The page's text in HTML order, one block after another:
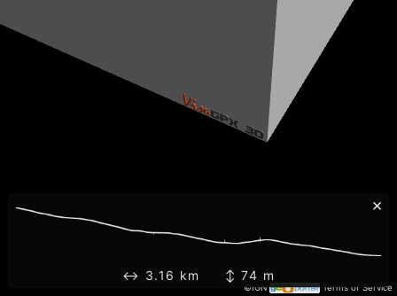
©IGN Terms of Service
×
↔ 3.16 km ↕ 74 m